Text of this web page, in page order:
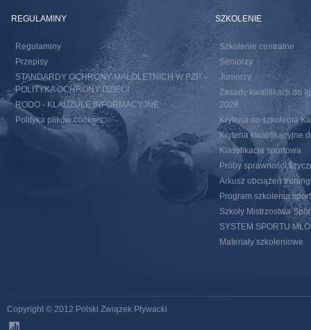
REGULAMINY
Regulaminy
Przepisy
STANDARDY OCHRONY MAŁOLETNICH W PZP –
POLITYKA OCHRONY DZIECI
RODO - KLAUZULE INFORMACYJNE
Polityka plików cookies
SZKOLENIE
Szkolenie centralne
Seniorzy
Juniorzy
Zasady kwalifikacji do
2028
Kryteria do szkolenia
Kryteria kwalifikacyjne
Klasyfikacja sportowa
Próby sprawności
Arkusz obciążeń
Program szkolenia
Szkoły Mistrzostwa
SYSTEM SPORTU
Materiały szkoleniowe
Copyright © 2012 Polski Związek Pływacki